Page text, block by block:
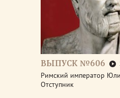
ВЫПУСК №606
Римский император
Отступник